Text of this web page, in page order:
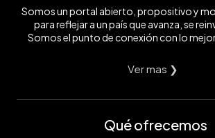
Somos un portal abierto, propositivo y
para reflejar a un país que avanza, se
Somos el punto de conexión con lo mejor
Ver mas ❯
Qué ofrecemos